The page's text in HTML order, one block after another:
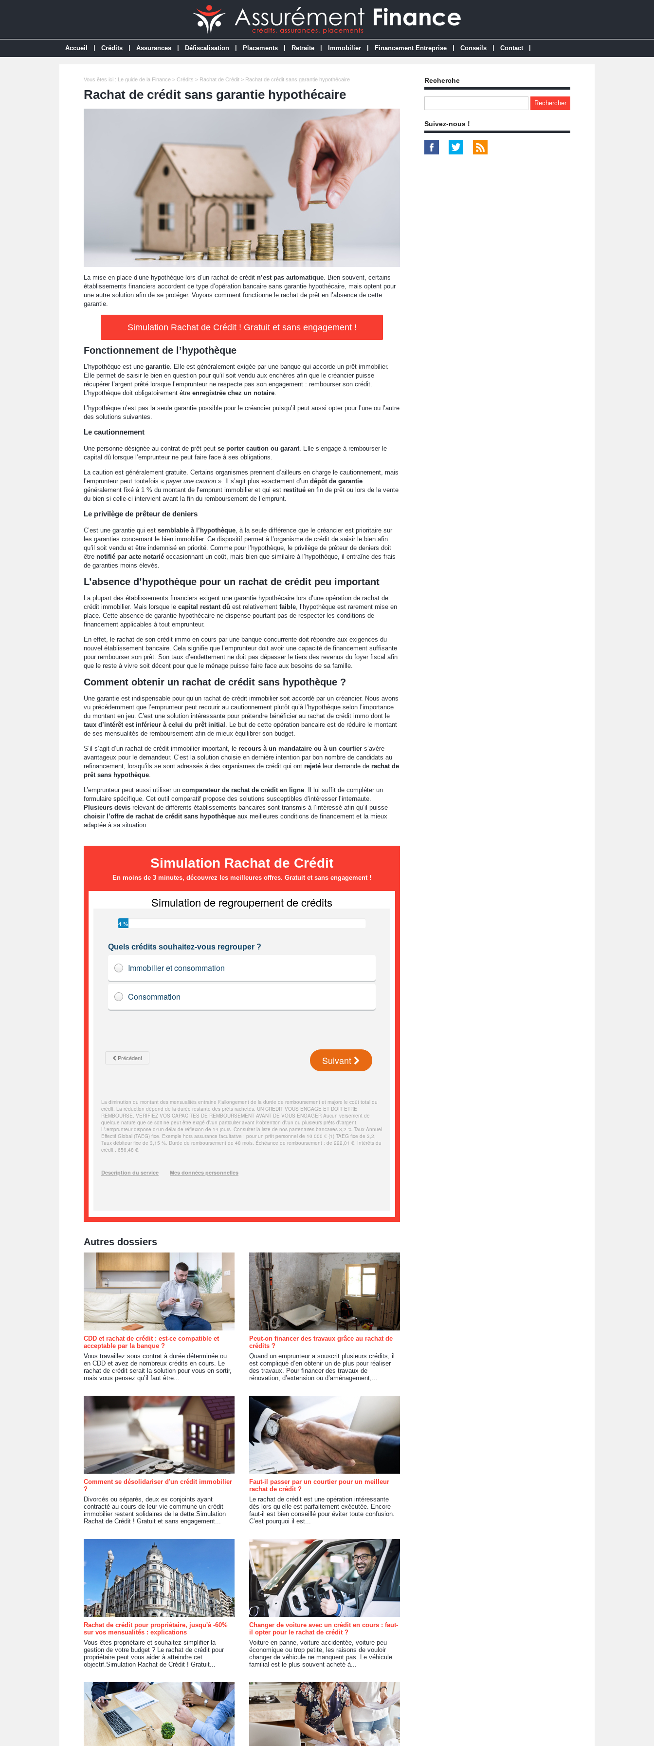
Accueil Crédits Assurances Défiscalisation Placements Retraite Immobilier Financement Entreprise Conseils Contact
Vous êtes ici : Le guide de la Finance > Crédits > Rachat de Crédit > Rachat de crédit sans garantie hypothécaire
Rachat de crédit sans garantie hypothécaire
La mise en place d’une hypothèque lors d’un rachat de crédit n’est pas automatique. Bien souvent, certains
établissements financiers accordent ce type d’opération bancaire sans garantie hypothécaire, mais optent pour
une autre solution afin de se protéger. Voyons comment fonctionne le rachat de prêt en l’absence de cette
garantie.
Simulation Rachat de Crédit ! Gratuit et sans engagement !
Fonctionnement de l’hypothèque
L’hypothèque est une garantie. Elle est généralement exigée par une banque qui accorde un prêt immobilier.
Elle permet de saisir le bien en question pour qu’il soit vendu aux enchères afin que le créancier puisse
récupérer l’argent prêté lorsque l’emprunteur ne respecte pas son engagement : rembourser son crédit.
L’hypothèque doit obligatoirement être enregistrée chez un notaire.
L’hypothèque n’est pas la seule garantie possible pour le créancier puisqu’il peut aussi opter pour l’une ou l’autre
des solutions suivantes.
Le cautionnement
Une personne désignée au contrat de prêt peut se porter caution ou garant. Elle s’engage à rembourser le
capital dû lorsque l’emprunteur ne peut faire face à ses obligations.
La caution est généralement gratuite. Certains organismes prennent d’ailleurs en charge le cautionnement, mais
l’emprunteur peut toutefois « payer une caution ». Il s’agit plus exactement d’un dépôt de garantie
généralement fixé à 1 % du montant de l’emprunt immobilier et qui est restitué en fin de prêt ou lors de la vente
du bien si celle-ci intervient avant la fin du remboursement de l’emprunt.
Le privilège de prêteur de deniers
C’est une garantie qui est semblable à l’hypothèque, à la seule différence que le créancier est prioritaire sur
les garanties concernant le bien immobilier. Ce dispositif permet à l’organisme de crédit de saisir le bien afin
qu’il soit vendu et être indemnisé en priorité. Comme pour l’hypothèque, le privilège de prêteur de deniers doit
être notifié par acte notarié occasionnant un coût, mais bien que similaire à l’hypothèque, il entraîne des frais
de garanties moins élevés.
L’absence d’hypothèque pour un rachat de crédit peu important
La plupart des établissements financiers exigent une garantie hypothécaire lors d’une opération de rachat de
crédit immobilier. Mais lorsque le capital restant dû est relativement faible, l’hypothèque est rarement mise en
place. Cette absence de garantie hypothécaire ne dispense pourtant pas de respecter les conditions de
financement applicables à tout emprunteur.
En effet, le rachat de son crédit immo en cours par une banque concurrente doit répondre aux exigences du
nouvel établissement bancaire. Cela signifie que l’emprunteur doit avoir une capacité de financement suffisante
pour rembourser son prêt. Son taux d’endettement ne doit pas dépasser le tiers des revenus du foyer fiscal afin
que le reste à vivre soit décent pour que le ménage puisse faire face aux besoins de sa famille.
Comment obtenir un rachat de crédit sans hypothèque ?
Une garantie est indispensable pour qu’un rachat de crédit immobilier soit accordé par un créancier. Nous avons
vu précédemment que l’emprunteur peut recourir au cautionnement plutôt qu’à l’hypothèque selon l’importance
du montant en jeu. C’est une solution intéressante pour prétendre bénéficier au rachat de crédit immo dont le
taux d’intérêt est inférieur à celui du prêt initial . Le but de cette opération bancaire est de réduire le montant
de ses mensualités de remboursement afin de mieux équilibrer son budget.
S’il s’agit d’un rachat de crédit immobilier important, le recours à un mandataire ou à un courtier s’avère
avantageux pour le demandeur. C’est la solution choisie en dernière intention par bon nombre de candidats au
refinancement, lorsqu’ils se sont adressés à des organismes de crédit qui ont rejeté leur demande de rachat de
prêt sans hypothèque.
L’emprunteur peut aussi utiliser un comparateur de rachat de crédit en ligne. Il lui suffit de compléter un
formulaire spécifique. Cet outil comparatif propose des solutions susceptibles d’intéresser l’internaute.
Plusieurs devis relevant de différents établissements bancaires sont transmis à l’intéressé afin qu’il puisse
choisir l’offre de rachat de crédit sans hypothèque aux meilleures conditions de financement et la mieux
adaptée à sa situation.
Simulation Rachat de Crédit
En moins de 3 minutes, découvrez les meilleures offres. Gratuit et sans engagement !
Autres dossiers
CDD et rachat de crédit : est-ce compatible et
acceptable par la banque ?
Vous travaillez sous contrat à durée déterminée ou
en CDD et avez de nombreux crédits en cours. Le
rachat de crédit serait la solution pour vous en sortir,
mais vous pensez qu’il faut être...
Peut-on financer des travaux grâce au rachat de
crédits ?
Quand un emprunteur a souscrit plusieurs crédits, il
est compliqué d’en obtenir un de plus pour réaliser
des travaux. Pour financer des travaux de
rénovation, d’extension ou d’aménagement,...
Comment se désolidariser d'un crédit immobilier
?
Divorcés ou séparés, deux ex conjoints ayant
contracté au cours de leur vie commune un crédit
immobilier restent solidaires de la dette.Simulation
Rachat de Crédit ! Gratuit et sans engagement...
Faut-il passer par un courtier pour un meilleur
rachat de crédit ?
Le rachat de crédit est une opération intéressante
dès lors qu’elle est parfaitement exécutée. Encore
faut-il est bien conseillé pour éviter toute confusion.
C’est pourquoi il est...
Rachat de crédit pour propriétaire, jusqu'à -60%
sur vos mensualités : explications
Vous êtes propriétaire et souhaitez simplifier la
gestion de votre budget ? Le rachat de crédit pour
propriétaire peut vous aider à atteindre cet
objectif.Simulation Rachat de Crédit ! Gratuit...
Changer de voiture avec un crédit en cours : faut-
il opter pour le rachat de crédit ?
Voiture en panne, voiture accidentée, voiture peu
économique ou trop petite, les raisons de vouloir
changer de véhicule ne manquent pas. Le véhicule
familial est le plus souvent acheté à...
Recherche
Suivez-nous !